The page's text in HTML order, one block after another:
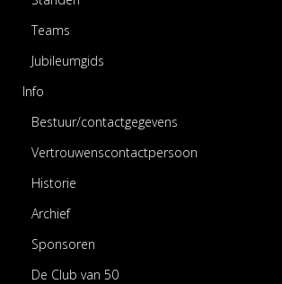
Teams
Jubileumgids
Info
Bestuur/contactgegevens
Vertrouwenscontactpersoon
Historie
Archief
Sponsoren
De Club van 50